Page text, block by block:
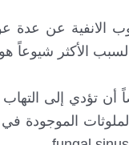
الانفية عن عدة
السبب الأكثر شيوعاً
أن تؤدي إلى
الموجودة